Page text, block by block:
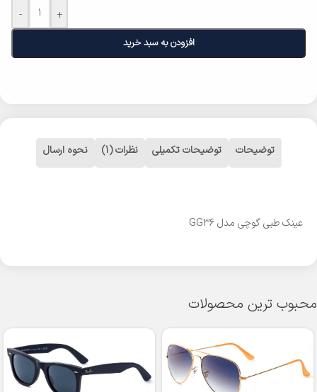
- +
افزودن به سبد خرید
توضیحات توضیحات تکمیلی نظرات (1) نحوه ارسال
عینک طبی گوچی مدل GG36
محبوب ترین محصولات